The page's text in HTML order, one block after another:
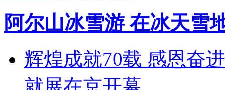
阿尔山冰雪游 在冰天雪
辉煌成就70载 感恩奋